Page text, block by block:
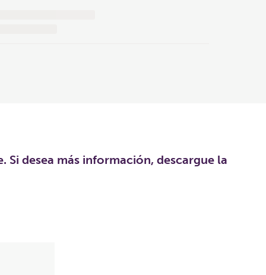
desea más información, descargue la